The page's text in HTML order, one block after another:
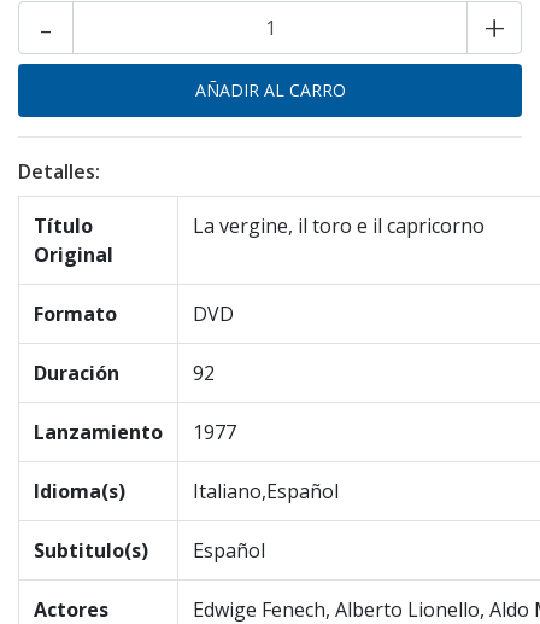
+
-
Detalles:
Título
Original
La vergine, il toro e il capricorno
Formato DVD
Duración 92
Lanzamiento 1977
Idioma(s) Italiano,Español
Subtitulo(s) Español
Actores
Edwige Fenech, Alberto Lionello,